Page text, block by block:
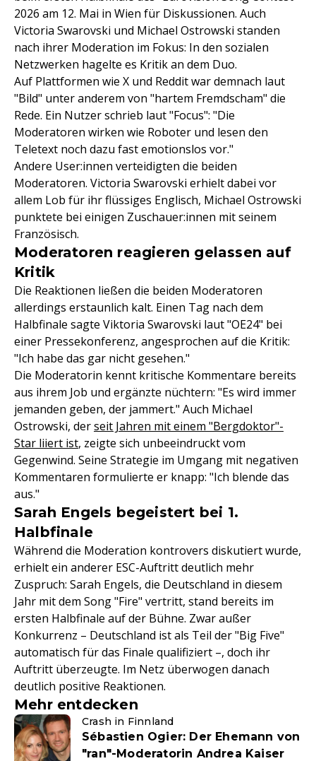
2026 am 12. Mai in Wien für Diskussionen. Auch
Victoria Swarovski und Michael Ostrowski standen
nach ihrer Moderation im Fokus: In den sozialen
Netzwerken hagelte es Kritik an dem Duo.
Auf Plattformen wie X und Reddit war demnach laut
"Bild" unter anderem von "hartem Fremdscham" die
Rede. Ein Nutzer schrieb laut "Focus": "Die
Moderatoren wirken wie Roboter und lesen den
Teletext noch dazu fast emotionslos vor."
Andere User:innen verteidigten die beiden
Moderatoren. Victoria Swarovski erhielt dabei vor
allem Lob für ihr flüssiges Englisch, Michael Ostrowski
punktete bei einigen Zuschauer:innen mit seinem
Französisch.
Moderatoren reagieren gelassen auf
Kritik
Die Reaktionen ließen die beiden Moderatoren
allerdings erstaunlich kalt. Einen Tag nach dem
Halbfinale sagte Viktoria Swarovski laut "OE24" bei
einer Pressekonferenz, angesprochen auf die Kritik:
"Ich habe das gar nicht gesehen."
Die Moderatorin kennt kritische Kommentare bereits
aus ihrem Job und ergänzte nüchtern: "Es wird immer
jemanden geben, der jammert." Auch Michael
Ostrowski, derseit Jahren mit einem "Bergdoktor"-
Star liiert ist, zeigte sich unbeeindruckt vom
Gegenwind. Seine Strategie im Umgang mit negativen
Kommentaren formulierte er knapp: "Ich blende das
aus."
Sarah Engels begeistert bei 1.
Halbfinale
Während die Moderation kontrovers diskutiert wurde,
erhielt ein anderer ESC-Auftritt deutlich mehr
Zuspruch: Sarah Engels, die Deutschland in diesem
Jahr mit dem Song "Fire" vertritt, stand bereits im
ersten Halbfinale auf der Bühne. Zwar außer
Konkurrenz – Deutschland ist als Teil der "Big Five"
automatisch für das Finale qualifiziert –, doch ihr
Auftritt überzeugte. Im Netz überwogen danach
deutlich positive Reaktionen.
Mehr entdecken
Crash in Finnland
Sébastien Ogier: Der Ehemann von
"ran"-Moderatorin Andrea Kaiser